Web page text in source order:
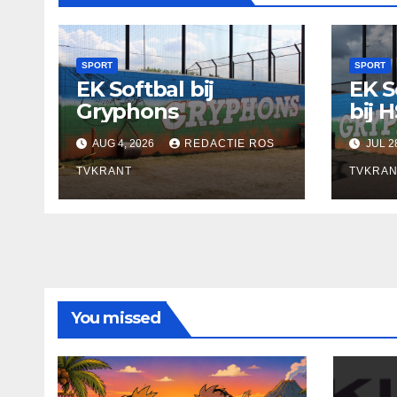
SPORT
EK Softbal bij
Gryphons
AUG 4, 2026 REDACTIE ROS
TVKRANT
SPORT
EK
bij
JUL
You missed